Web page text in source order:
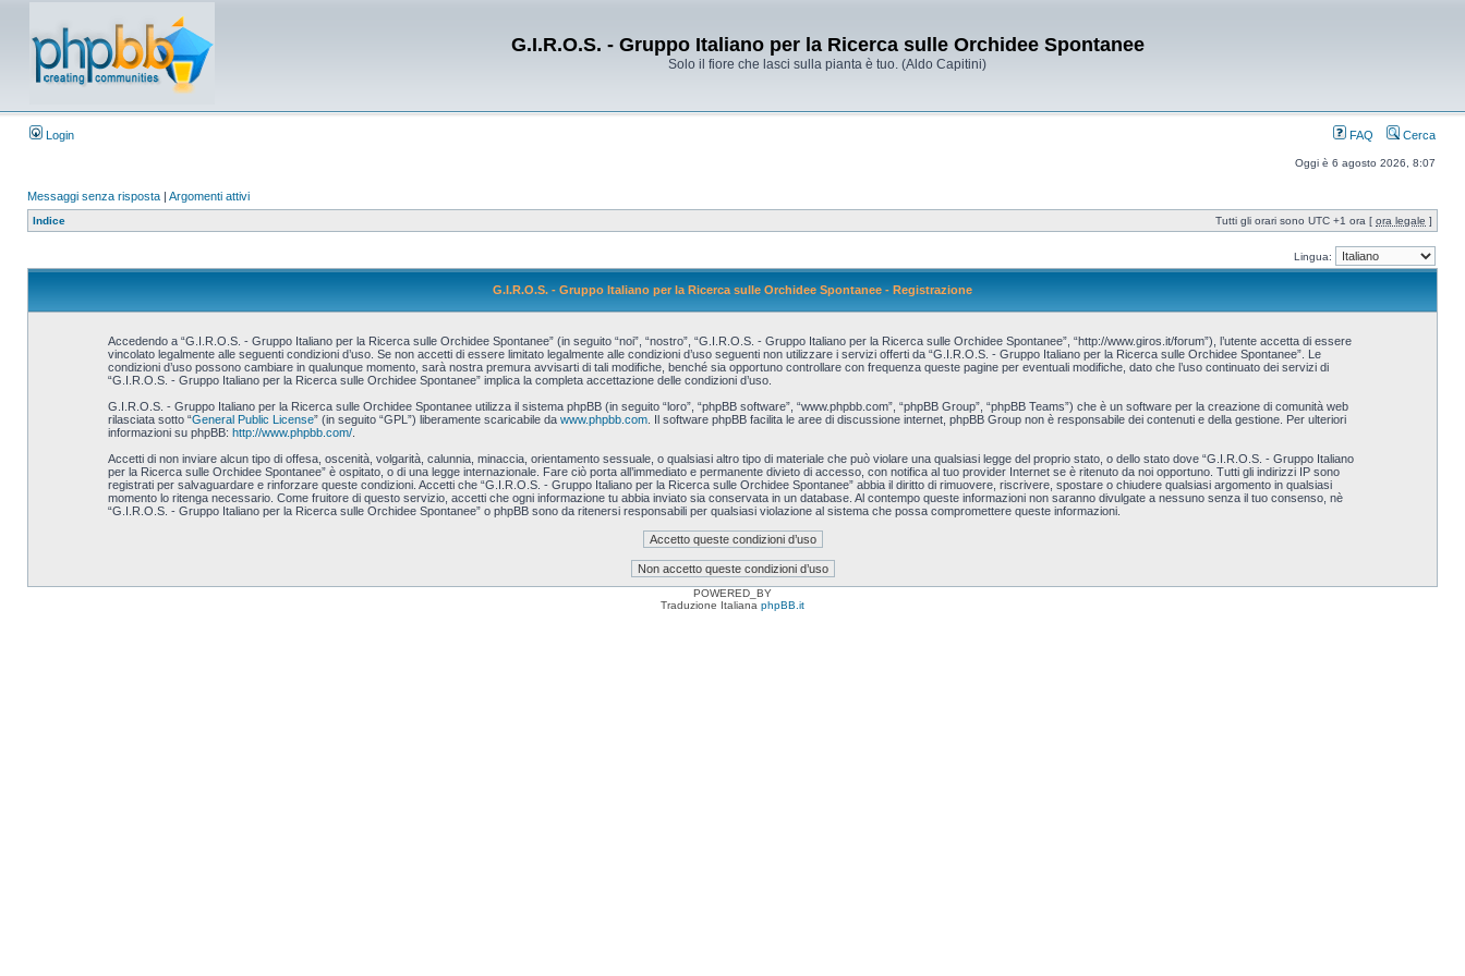
G.I.R.O.S. - Gruppo Italiano per la Ricerca sulle Orchidee Spontanee
Solo il fiore che lasci sulla pianta è tuo. (Aldo Capitini)
Login FAQ Cerca
Oggi è 6 agosto 2026, 8:07
Messaggi senza risposta | Argomenti attivi
Indice Tutti gli orari sono UTC +1 ora [ ora legale ]
Lingua:
G.I.R.O.S. - Gruppo Italiano per la Ricerca sulle Orchidee Spontanee - Registrazione
Accedendo a “G.I.R.O.S. - Gruppo Italiano per la Ricerca sulle Orchidee Spontanee” (in seguito “noi”, “nostro”, “G.I.R.O.S. - Gruppo Italiano per la Ricerca sulle Orchidee Spontanee”, “http://www.giros.it/forum”), l’utente accetta di essere
vincolato legalmente alle seguenti condizioni d’uso. Se non accetti di essere limitato legalmente alle condizioni d’uso seguenti non utilizzare i servizi offerti da “G.I.R.O.S. - Gruppo Italiano per la Ricerca sulle Orchidee Spontanee”. Le
condizioni d’uso possono cambiare in qualunque momento, sarà nostra premura avvisarti di tali modifiche, benché sia opportuno controllare con frequenza queste pagine per eventuali modifiche, dato che l’uso continuato dei servizi di
“G.I.R.O.S. - Gruppo Italiano per la Ricerca sulle Orchidee Spontanee” implica la completa accettazione delle condizioni d’uso.
G.I.R.O.S. - Gruppo Italiano per la Ricerca sulle Orchidee Spontanee utilizza il sistema phpBB (in seguito “loro”, “phpBB software”, “www.phpbb.com”, “phpBB Group”, “phpBB Teams”) che è un software per la creazione di comunità web
rilasciata sotto “General Public License” (in seguito “GPL”) liberamente scaricabile da www.phpbb.com. Il software phpBB facilita le aree di discussione internet, phpBB Group non è responsabile dei contenuti e della gestione. Per ulteriori
informazioni su phpBB: http://www.phpbb.com/.
Accetti di non inviare alcun tipo di offesa, oscenità, volgarità, calunnia, minaccia, orientamento sessuale, o qualsiasi altro tipo di materiale che può violare una qualsiasi legge del proprio stato, o dello stato dove “G.I.R.O.S. - Gruppo Italiano
per la Ricerca sulle Orchidee Spontanee” è ospitato, o di una legge internazionale. Fare ciò porta all’immediato e permanente divieto di accesso, con notifica al tuo provider Internet se è ritenuto da noi opportuno. Tutti gli indirizzi IP sono
registrati per salvaguardare e rinforzare queste condizioni. Accetti che “G.I.R.O.S. - Gruppo Italiano per la Ricerca sulle Orchidee Spontanee” abbia il diritto di rimuovere, riscrivere, spostare o chiudere qualsiasi argomento in qualsiasi
momento lo ritenga necessario. Come fruitore di questo servizio, accetti che ogni informazione tu abbia inviato sia conservata in un database. Al contempo queste informazioni non saranno divulgate a nessuno senza il tuo consenso, nè
“G.I.R.O.S. - Gruppo Italiano per la Ricerca sulle Orchidee Spontanee” o phpBB sono da ritenersi responsabili per qualsiasi violazione al sistema che possa compromettere queste informazioni.
POWERED_BY
Traduzione Italiana phpBB.it